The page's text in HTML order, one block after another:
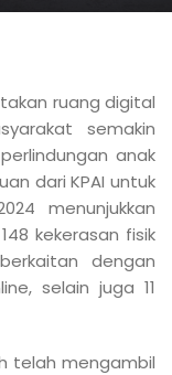
ruang digital
semakin
anak
dari KPAI untuk
menunjukkan
kekerasan fisik
dengan
selain juga 11
telah mengambil